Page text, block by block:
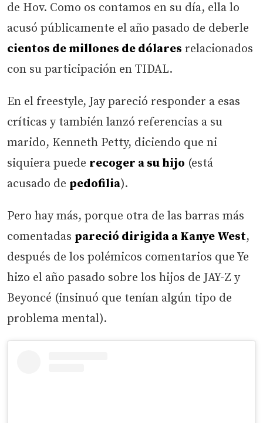
de Hov. Como os contamos en su día, ella lo
acusó públicamente el año pasado de deberle
cientos de millones de dólares relacionados
con su participación en TIDAL.
En el freestyle, Jay pareció responder a esas
críticas y también lanzó referencias a su
marido, Kenneth Petty, diciendo que ni
siquiera puede recoger a su hijo (está
acusado de pedofilia).
Pero hay más, porque otra de las barras más
comentadas pareció dirigida a Kanye West,
después de los polémicos comentarios que Ye
hizo el año pasado sobre los hijos de JAY-Z y
Beyoncé (insinuó que tenían algún tipo de
problema mental).